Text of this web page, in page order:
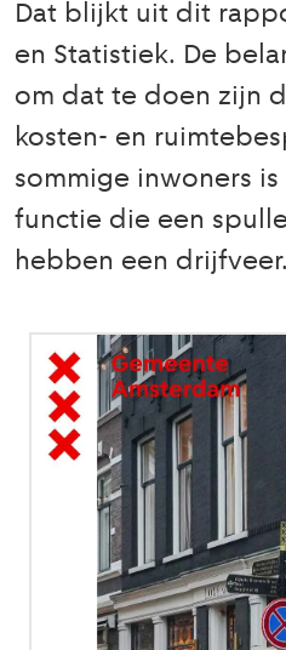
Dat blijkt uit dit
en Statistiek. De
om dat te doen zijn
kosten- en
sommige inwoners
functie die een
hebben een drijfveer.